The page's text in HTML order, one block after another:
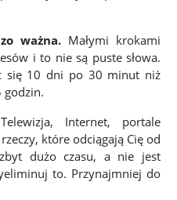
ważna. Małymi krokami
i to nie są puste słowa.
się 10 dni po 30 minut niż
godzin.
Internet, portale
które odciągają Cię od
dużo czasu, a nie jest
to. Przynajmniej do